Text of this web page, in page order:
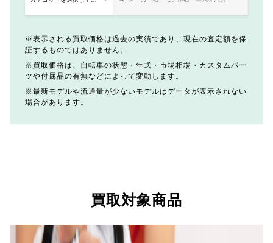
表示される買取価格は過去の実績であり、現在の査定額を保
証するものではありません。
買取価格は、自転車の状態・年式・市場相場・カスタムパー
ツや付属品の有無などによって変動します。
最新モデルや流通量が少ないモデルはデータが表示されない
場合があります。
買取対象商品